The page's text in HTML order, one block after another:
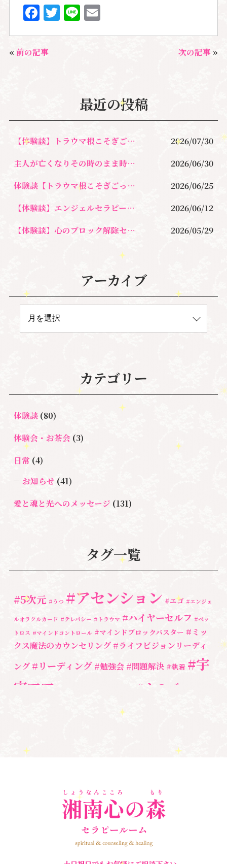
F
a
c
e
k
T
w
Li
n
E
« 前の記事 次の記事 »
最近の投稿
【体験談】トラウマ根こそぎごっそり除去＆オラクルカードリーディングセッション
2026/07/30
主人が亡くなりその時のまま時が止まり今、心が限界に涙を流すのさえ止めて生きてきた
2026/06/30
体験談【トラウマ根こそぎごっそりセラピー】執着を手放す
2026/06/25
【体験談】エンジェルセラピーの講座を受けてサイキック・カードリーダーに
2026/06/12
【体験談】心のブロック解除セッション｜マインドブロックバスター
2026/05/29
アーカイブ
カテゴリー
体験談(80)
体験会・お茶会(3)
日常 (4)
お知らせ (41)
愛と魂と光へのメッセージ (131)
亡くなった方に出会うセッション(ミディアムシッ
個人セッション(65)
養成講座(72)
勉強会・セミナー(55)
セミナー情報(17)
タグ一覧
#5次元 #うつ #アセンション #エゴ #エンジェ
ルオラクルカード #テレパシー #トラウマ #ハイヤーセルフ #ペッ
トロス #マインドコントロール #マインドブロックバスター #ミッ
クス魔法のカウンセリング #ライフビジョンリーディ
ング #リーディング #勉強会 #問題解決 #執着 #宇
宙ママ
#心のブロッ
#湘南心の森セラピールーム
アセンション
＃エンジェルオラク
ックバスター ＃マインドブロックバ
スター養成講座 ＃マタニティーセラピー
＃心のブロック ＃超宇宙教室